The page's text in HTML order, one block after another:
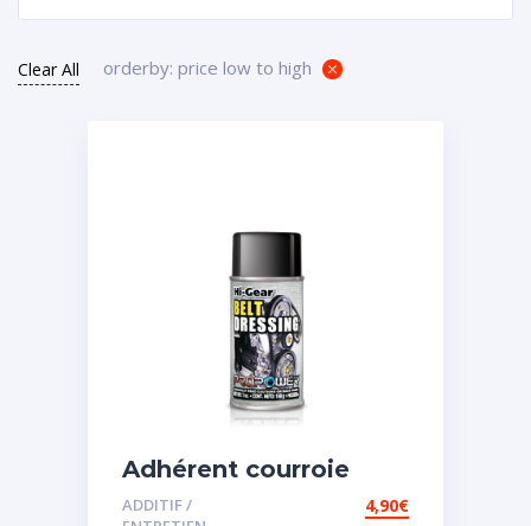
Clear All orderby: price low to high
Adhérent courroie
ADDITIF /
4,90€